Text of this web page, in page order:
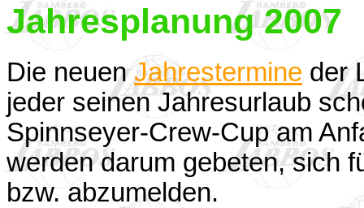
Jahresplanung 2007
Die neuenJahrestermine der
jeder seinen Jahresurlaub
Spinnseyer-Crew-Cup am
werden darum gebeten, sich
bzw. abzumelden.